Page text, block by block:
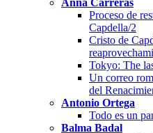
Anna Carreras
Proceso de
Capdella/2
Cristo de
Tokyo: The
Un correo
del
Antonio Ortega
Todo es un
Balma Badal